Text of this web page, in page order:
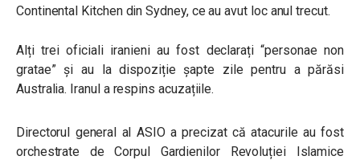
Continental Kitchen din Sydney, ce au avut loc anul trecut.
Alți trei oficiali iranieni au fost declarați “personae non
gratae” și au la dispoziție șapte zile pentru a părăsi
Australia. Iranul a respins acuzațiile.
Directorul general al ASIO a precizat că atacurile au fost
orchestrate de Corpul Gardienilor Revoluției Islamice